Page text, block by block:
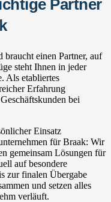
Partner
braucht einen Partner, auf
steht Ihnen in jeder
Als etabliertes
Erfahrung
bei
Einsatz
für Braak: Wir
gemeinsam Lösungen für
auf besondere
zur finalen Übergabe
und setzen alles
verläuft.